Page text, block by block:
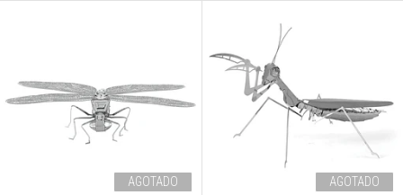
AGOTADO AGOTADO